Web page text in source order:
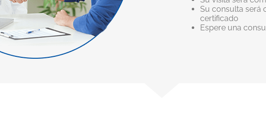
Su consulta será
certificado
Espere una